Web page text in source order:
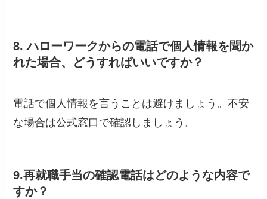
8. ハローワークからの電話で個人情報を聞か
れた場合、どうすればいいですか？
電話で個人情報を言うことは避けましょう。不安
な場合は公式窓口で確認しましょう。
9.再就職手当の確認電話はどのような内容で
すか？